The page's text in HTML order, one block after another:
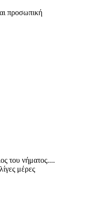
προσωπική
του νήματος....
μέρες